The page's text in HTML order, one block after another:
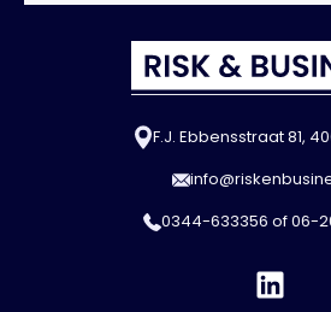
F.J. Ebbensstraat 81,
0344-633356 of06-